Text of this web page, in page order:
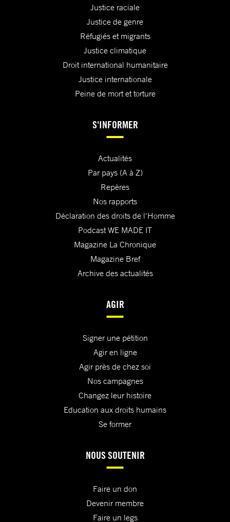
Justice raciale
Justice de genre
Réfugiés et migrants
Justice climatique
Droit international humanitaire
Justice internationale
Peine de mort et torture
S'INFORMER
Actualités
Par pays (A à Z)
Repères
Nos rapports
Déclaration des droits de l'Homme
Podcast WE MADE IT
Magazine La Chronique
Magazine Bref
Archive des actualités
AGIR
Signer une pétition
Agir en ligne
Agir près de chez soi
Nos campagnes
Changez leur histoire
Education aux droits humains
Se former
NOUS SOUTENIR
Faire un don
Devenir membre
Faire un legs